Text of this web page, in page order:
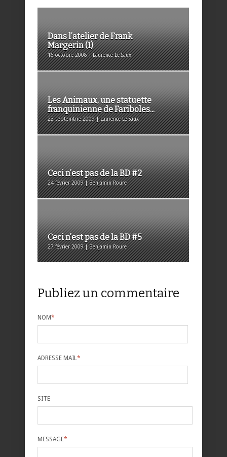
Dans l’atelier de Frank
Margerin (1)
16 octobre 2008 | Laurence Le Saux
Les Animaux, une statuette
franquinienne de Fariboles...
23 septembre 2009 | Laurence Le Saux
Ceci n’est pas de la BD #2
24 février 2009 | Benjamin Roure
Ceci n’est pas de la BD #5
27 février 2009 | Benjamin Roure
Publiez un commentaire
NOM*
ADRESSE MAIL*
SITE
MESSAGE*